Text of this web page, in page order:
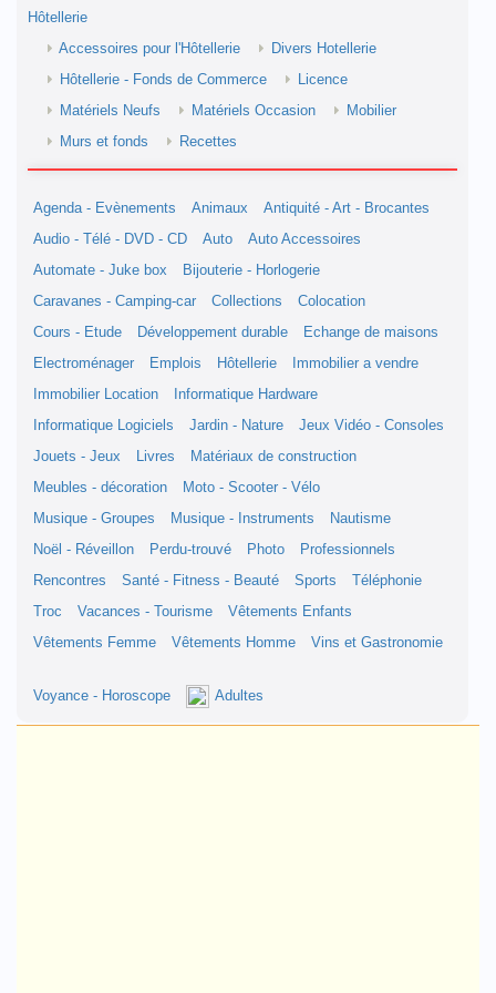
Hôtellerie
Accessoires pour l'Hôtellerie
Divers Hotellerie
Hôtellerie - Fonds de Commerce
Licence
Matériels Neufs
Matériels Occasion
Mobilier
Murs et fonds
Recettes
Agenda - Evènements Animaux
Antiquité - Art - Brocantes
Audio - Télé - DVD - CD
Auto
Auto Accessoires
Automate - Juke box
Bijouterie - Horlogerie
Caravanes - Camping-car
Collections
Colocation
Cours - Etude
Développement durable
Echange de maisons
Electroménager
Emplois Hôtellerie
Immobilier a vendre
Immobilier Location
Informatique Hardware
Informatique Logiciels
Jardin - Nature
Jeux Vidéo - Consoles
Jouets - Jeux
Livres
Matériaux de construction
Meubles - décoration
Moto - Scooter - Vélo
Musique - Groupes
Musique - Instruments
Nautisme
Noël - Réveillon
Perdu-trouvé Photo
Professionnels
Rencontres
Santé - Fitness - Beauté Sports
Téléphonie
Troc
Vacances - Tourisme
Vêtements Enfants
Vêtements Femme
Vêtements Homme Vins et Gastronomie
Voyance - Horoscope Adultes